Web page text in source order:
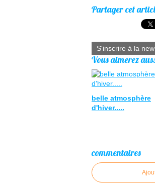
Partager cet
S'inscrire à la
Vous aimerez
belle atmosphère
d'hiver.....
commentaires